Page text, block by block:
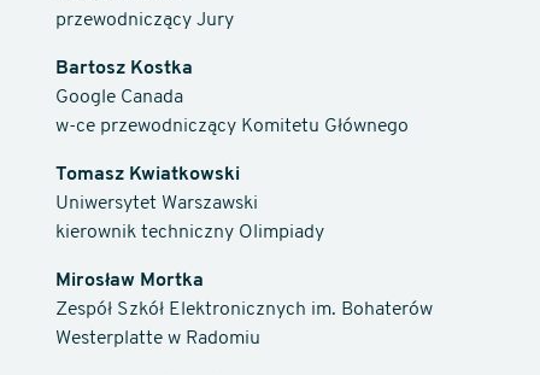
przewodniczący Jury
Bartosz Kostka
Google Canada
w-ce przewodniczący Komitetu Głównego
Tomasz Kwiatkowski
Uniwersytet Warszawski
kierownik techniczny Olimpiady
Mirosław Mortka
Zespół Szkół Elektronicznych im. Bohaterów
Westerplatte w Radomiu